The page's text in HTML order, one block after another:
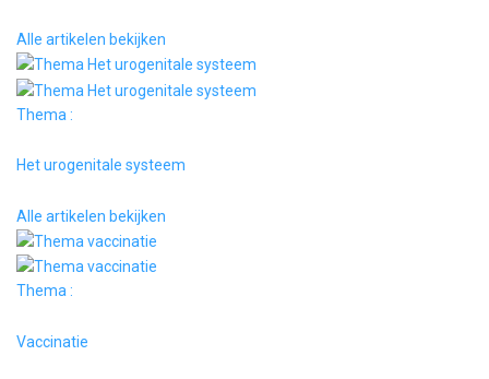
Alle artikelen bekijken
Thema :
Het urogenitale systeem
Alle artikelen bekijken
Thema :
Vaccinatie